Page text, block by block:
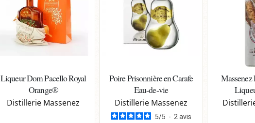
Liqueur Dom Pacello Royal
Orange®
Distillerie Massenez
Poire Prisonnière en Carafe
Eau-de-vie
Distillerie Massenez
5/5 - 2 avis